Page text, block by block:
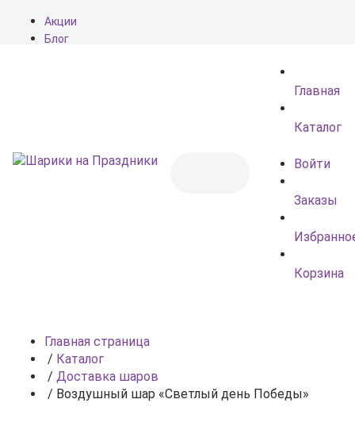
Акции
Блог
Главная
Каталог
Войти
Заказы
Корзина
Главная страница
/ Каталог
/ Доставка шаров
/ Воздушный шар «Светлый день Победы»